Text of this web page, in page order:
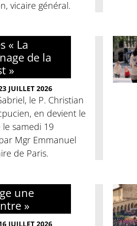
vicaire général.
« La
de la
»
JUILLET 2026
le P. Christian
en devient le
samedi 19
Mgr Emmanuel
de Paris.
une
»
JUILLET 2026